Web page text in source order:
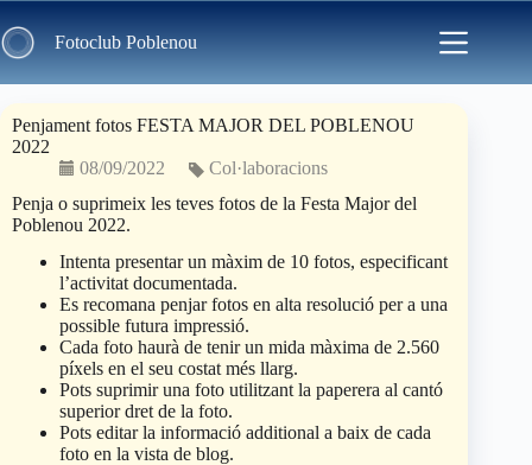
to
content Fotoclub Poblenou
Penjament fotos FESTA MAJOR DEL POBLENOU
2022
08/09/2022
Col·laboracions
Penja o suprimeix les teves fotos de la Festa Major del
Poblenou 2022.
Intenta presentar un màxim de 10 fotos, especificant
l’activitat documentada.
Es recomana penjar fotos en alta resolució per a una
possible futura impressió.
Cada foto haurà de tenir un mida màxima de 2.560
píxels en el seu costat més llarg.
Pots suprimir una foto utilitzant la paperera al cantó
superior dret de la foto.
Pots editar la informació additional a baix de cada
foto en la vista de blog.